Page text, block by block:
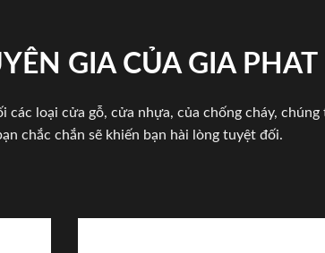
GIA CỦA GIA
loại cửa gỗ, cửa nhựa, của chống cháy,
chắc chắn sẽ khiến bạn hài lòng tuyệt đối.